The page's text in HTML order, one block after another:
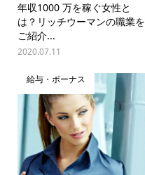
年収1000 万を稼ぐ女性と
は？リッチウーマンの職業を
ご紹介...
2020.07.11
給与・ボーナス